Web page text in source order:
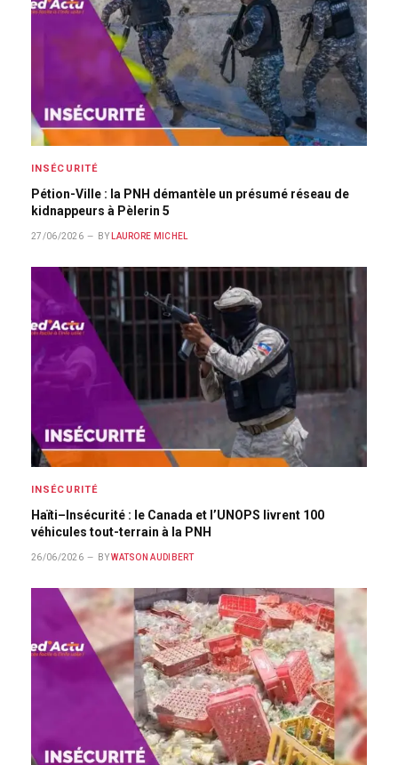
INSÉCURITÉ
Pétion-Ville : la PNH démantèle un présumé réseau de
kidnappeurs à Pèlerin 5
27/06/2026 BY LAURORE MICHEL
INSÉCURITÉ
Haïti–Insécurité : le Canada et l’UNOPS livrent 100
véhicules tout-terrain à la PNH
26/06/2026 BY WATSON AUDIBERT